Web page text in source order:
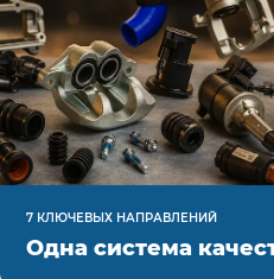
7 КЛЮЧЕВЫХ НАПРАВЛЕНИЙ
Одна система